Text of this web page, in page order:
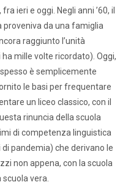
ieri e oggi. Negli anni ’60, il
proveniva da una famiglia
raggiunto l’unità
mille volte ricordato). Oggi,
è semplicemente
le basi per frequentare
un liceo classico, con il
rinuncia della scuola
di competenza linguistica
pandemia) che derivano le
non appena, con la scuola
vera.